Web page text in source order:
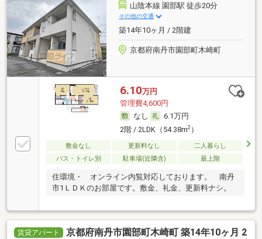
山陰本線 園部駅 徒歩20分
その他の交通
築14年10ヶ月 / 2階建
京都府南丹市園部町木崎町
6.10万円
管理費4,600円
なし
6.1万円
2階 / 2LDK（54.38m2）
敷金なし 更新料なし
二人暮らし
バス・トイレ別
駐車場(近隣含) 最上階
住環境・ オンライン内覧対応しております。 南丹
市1ＬＤＫのお部屋です。敷金、礼金、更新料ナシ。
賃貸アパート
京都府南丹市園部町木崎町 築14年10ヶ月 2